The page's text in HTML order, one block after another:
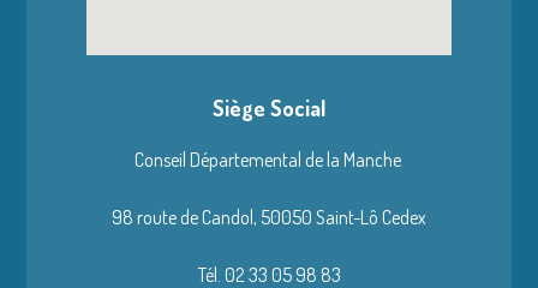
Siège Social
Conseil Départemental de la Manche
98 route de Candol, 50050 Saint-Lô Cedex
Tél. 02 33 05 98 83